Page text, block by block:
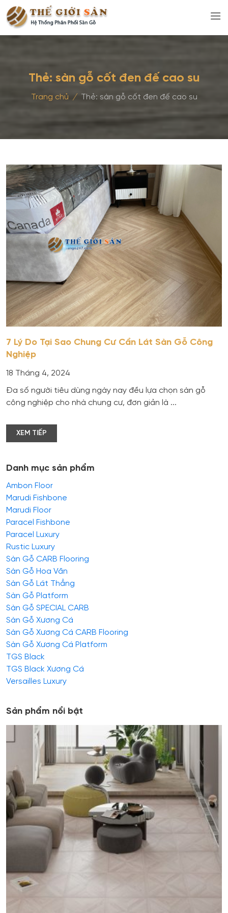
Thẻ: sàn gỗ cốt đen đế cao su
Trang chủ / Thẻ: sàn gỗ cốt đen đế cao su
7 Lý Do Tại Sao Chung Cư Cần Lát Sàn Gỗ Công
Nghiệp
18 Tháng 4, 2024
Đa số người tiêu dùng ngày nay đều lựa chọn sàn gỗ
công nghiệp cho nhà chung cư, đơn giản là ...
XEM TIẾP
Danh mục sản phẩm
Ambon Floor
Marudi Fishbone
Marudi Floor
Paracel Fishbone
Paracel Luxury
Rustic Luxury
Sàn Gỗ CARB Flooring
Sàn Gỗ Hoa Văn
Sàn Gỗ Lát Thẳng
Sàn Gỗ Platform
Sàn Gỗ SPECIAL CARB
Sàn Gỗ Xương Cá
Sàn Gỗ Xương Cá CARB Flooring
Sàn Gỗ Xương Cá Platform
TGS Black
TGS Black Xương Cá
Versailles Luxury
Sản phẩm nổi bật